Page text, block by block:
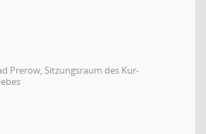
Prerow, Sitzungsraum des Kur-